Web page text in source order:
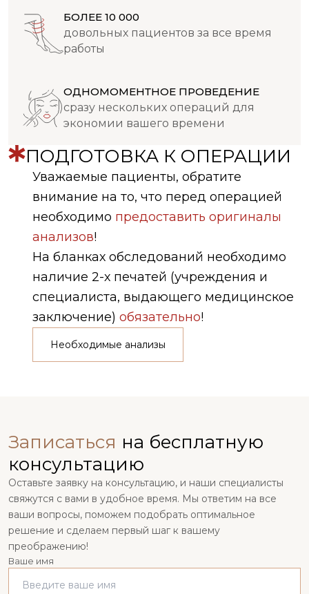
БОЛЕЕ 10 000
довольных пациентов за все время
работы
ОДНОМОМЕНТНОЕ ПРОВЕДЕНИЕ
сразу нескольких операций для
экономии вашего времени
ПОДГОТОВКА К ОПЕРАЦИИ
Уважаемые пациенты, обратите
внимание на то, что перед операцией
необходимо предоставить оригиналы
анализов!
На бланках обследований необходимо
наличие 2-х печатей (учреждения и
специалиста, выдающего медицинское
заключение) обязательно!
Необходимые анализы
Записаться на бесплатную
консультацию
Оставьте заявку на консультацию, и наши специалисты
свяжутся с вами в удобное время. Мы ответим на все
ваши вопросы, поможем подобрать оптимальное
решение и сделаем первый шаг к вашему
преображению!
Ваше имя